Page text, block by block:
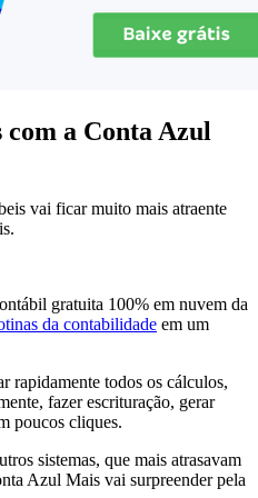
com a Conta Azul
vai ficar muito mais atraente
gratuita 100% em nuvem da
da contabilidade em um
rapidamente todos os cálculos,
fazer escrituração, gerar
poucos cliques.
sistemas, que mais atrasavam
Azul Mais vai surpreender pela